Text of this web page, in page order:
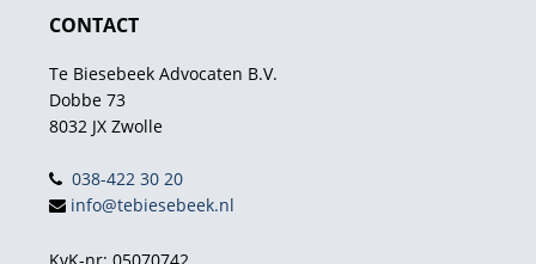
CONTACT
Te Biesebeek Advocaten B.V.
Dobbe 73
8032 JX Zwolle
038-422 30 20
info@tebiesebeek.nl